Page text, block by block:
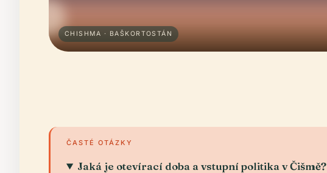
CHISHMA · BAŠKORTOSTÁN
ČASTÉ OTÁZKY
Jaká je otevírací doba a vstupní politika v Čišmě?